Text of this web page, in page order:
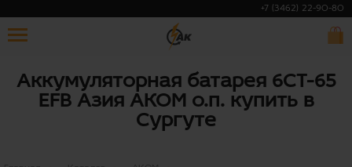
+7 (3462) 22-90-80
Аккумуляторная батарея 6СТ-65
EFB Азия АКОМ о.п. купить в
Сургуте